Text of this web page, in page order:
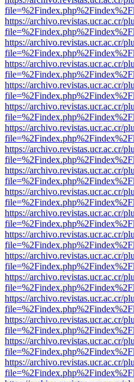
https://archivo.revistas.ucr.ac.cr/
https://archivo.revistas.ucr.ac.cr/
https://archivo.revistas.ucr.ac.cr/
https://archivo.revistas.ucr.ac.cr/
https://archivo.revistas.ucr.ac.cr/
https://archivo.revistas.ucr.ac.cr/
https://archivo.revistas.ucr.ac.cr/
https://archivo.revistas.ucr.ac.cr/
https://archivo.revistas.ucr.ac.cr/
https://archivo.revistas.ucr.ac.cr/
https://archivo.revistas.ucr.ac.cr/
https://archivo.revistas.ucr.ac.cr/
https://archivo.revistas.ucr.ac.cr/
https://archivo.revistas.ucr.ac.cr/
https://archivo.revistas.ucr.ac.cr/
https://archivo.revistas.ucr.ac.cr/
https://archivo.revistas.ucr.ac.cr/